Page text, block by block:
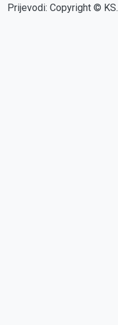
Prijevodi: Copyright ©